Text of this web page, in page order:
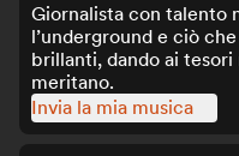
Giornalista con talento
l’underground e ciò
brillanti, dando ai
meritano.
Invia la mia musica